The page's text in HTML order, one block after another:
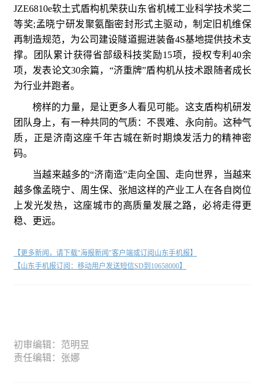
JZE6810e软土式盾构机荣获山东省机械工业科学技术奖二
等奖;孟晓宁研发聚氨酯密封形式主驱动，制定旧机维保
再制造规范，为公司建设隧道掘进装备4S基地提供技术支
撑。团队累计获得省部级科技奖励15项，授权专利40余
项，发表论文30余篇，“济重牌”盾构机从技术跟随者成长
为行业并跑者。
榜样的力量，是让更多人看见可能。这支盾构机研发
团队身上，有一种共同的气质：不畏难、永向前。这种气
质，正是济南这座千年古城在新时期焕发活力的精神密
码。
当越来越多的“济南造”走向全国、走向世界，当越来
越多像孟晓宁、周生保、张旭这样的产业工人在各自岗位
上发光发热，这座城市的高质量发展之路，必将走得更
稳、更远。
【更多新闻，请下载"海报新闻"客户端或订阅山东手机报】
【山东手机报订阅：移动用户发送短信SD到10658000】
初审编辑：范明昱
责任编辑：张娜